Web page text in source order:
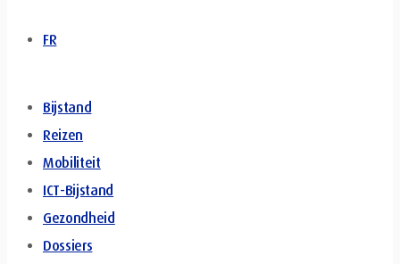
FR
Bijstand
Reizen
Mobiliteit
ICT-Bijstand
Gezondheid
Dossiers